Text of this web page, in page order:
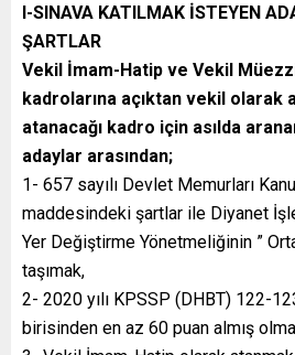
I-SINAVA KATILMAK İSTEYEN
ŞARTLAR
Vekil İmam-Hatip ve Vekil
kadrolarına açıktan vekil olarak
atanacağı kadro için asılda
adaylar arasından;
1- 657 sayılı Devlet Memurları
maddesindeki şartlar ile Diyanet
Yer Değiştirme Yönetmeliğinin ”
taşımak,
2- 2020 yılı KPSSP (DHBT) 122-
birisinden en az 60 puan almış